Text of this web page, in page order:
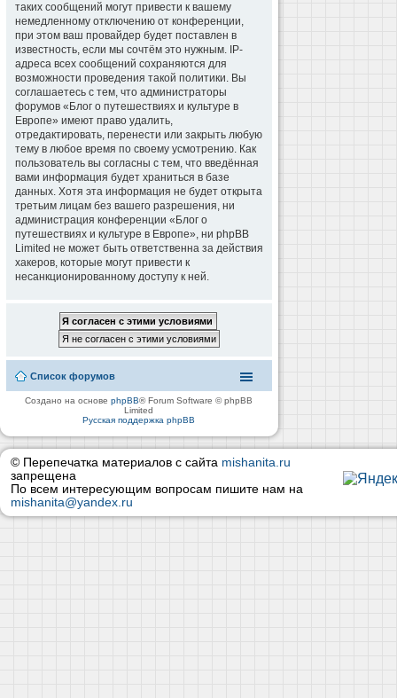
таких сообщений могут привести к вашему
немедленному отключению от конференции,
при этом ваш провайдер будет поставлен в
известность, если мы сочтём это нужным. IP-
адреса всех сообщений сохраняются для
возможности проведения такой политики. Вы
соглашаетесь с тем, что администраторы
форумов «Блог о путешествиях и культуре в
Европе» имеют право удалить,
отредактировать, перенести или закрыть любую
тему в любое время по своему усмотрению. Как
пользователь вы согласны с тем, что введённая
вами информация будет храниться в базе
данных. Хотя эта информация не будет открыта
третьим лицам без вашего разрешения, ни
администрация конференции «Блог о
путешествиях и культуре в Европе», ни phpBB
Limited не может быть ответственна за действия
хакеров, которые могут привести к
несанкционированному доступу к ней.
Список форумов
Создано на основеphpBB® Forum Software © phpBB
Limited
Русская поддержка phpBB
© Перепечатка материалов с сайта mishanita.ru
запрещена
По всем интересующим вопросам пишите нам на
mishanita@yandex.ru